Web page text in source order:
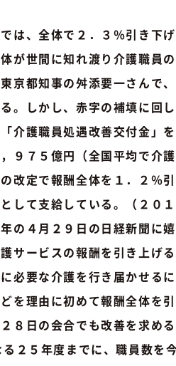
は、全体で２．３％引き下
が世間に知れ渡り介護職員
京都知事の舛添要一さんで
。しかし、赤字の補填に回
介護職員処遇改善交付金」
９７５億円（全国平均で介
改定で報酬全体を１．２％
して支給している。（２０
の４月２９日の日経新聞に
サービスの報酬を引き上げ
必要な介護を行き届かせる
を理由に初めて報酬全体を
８日の会合でも改善を求
る２５年度までに、職員数